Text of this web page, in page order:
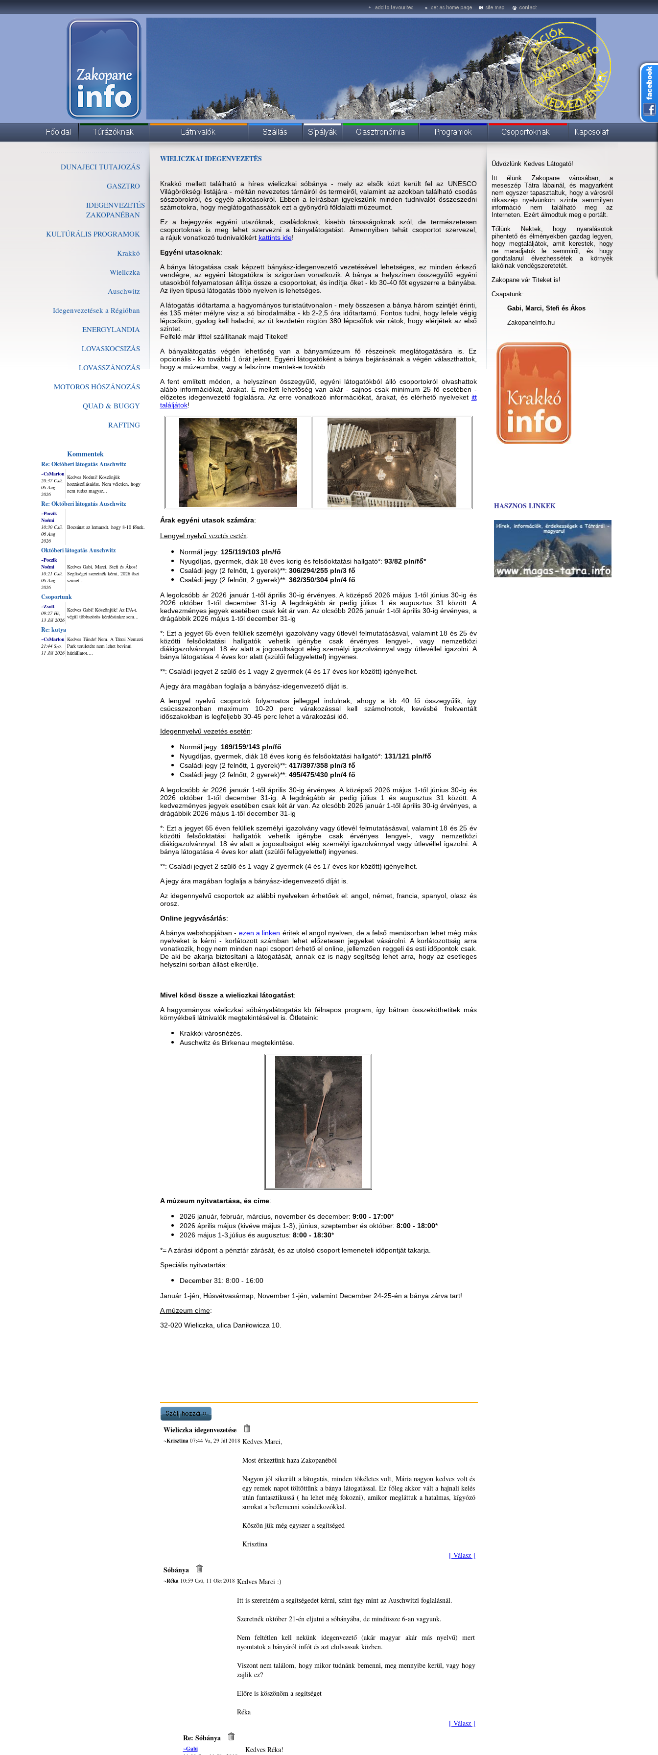
DUNAJECI TUTAJOZÁS
GASZTRO
IDEGENVEZETÉS
ZAKOPANÉBAN
KULTÚRÁLIS PROGRAMOK
Krakkó
Wieliczka
Auschwitz
Idegenvezetések a Régióban
ENERGYLANDIA
LOVASKOCSIZÁS
LOVASSZÁNOZÁS
MOTOROS HÓSZÁNOZÁS
QUAD & BUGGY
RAFTING
Kommentek
Re: Októberi látogatás Auschwitz
~CsMarton
20:37 Csü,
06 Aug
2026
Kedves Noémi! Köszönjük
hozzászólásaidat. Nem véletlen, hogy
nem tudsz magyar...
Re: Októberi látogatás Auschwitz
~Poczik
Noémi
10:30 Csü,
06 Aug
2026
Bocsánat az lemaradt, hogy 8-10 főnek.
Októberi látogatás Auschwitz
~Poczik
Noémi
10:21 Csü,
06 Aug
2026
Kedves Gabi, Marci, Stefi és Ákos!
Segítséget szeretnék kérni, 2026 őszi
szünet...
Csoportunk
~Zsolt
09:27 Hé,
13 Júl 2026
Kedves Gabi! Köszönjük! Az IFA-t,
végül többszörös kérdésünkre sem...
Re: kutya
~CsMarton
21:44 Szo,
11 Júl 2026
Kedves Tünde! Nem. A Tátrai Nemzeti
Park területére nem lehet bevinni
háziállatot,...
WIELICZKAI IDEGENVEZETÉS
Krakkó mellett található a híres wieliczkai sóbánya - mely az elsők közt került fel az UNESCO
Világörökségi listájára - méltán nevezetes tárnáiról és termeiről, valamint az azokban található csodás
sószobrokról, és egyéb alkotásokról. Ebben a leírásban igyekszünk minden tudnivalót összeszedni
számotokra, hogy meglátogathassátok ezt a gyönyörű földalatti múzeumot.
Ez a bejegyzés egyéni utazóknak, családoknak, kisebb társaságoknak szól, de természetesen
csoportoknak is meg lehet szervezni a bányalátogatást. Amennyiben tehát csoportot szervezel,
a rájuk vonatkozó tudnivalókért kattints ide!
Egyéni utasoknak:
A bánya látogatása csak képzett bányász-idegenvezető vezetésével lehetséges, ez minden érkező
vendégre, az egyéni látogatókra is szigorúan vonatkozik. A bánya a helyszínen összegyűlő egyéni
utasokból folyamatosan állítja össze a csoportokat, és indítja őket - kb 30-40 főt egyszerre a bányába.
Az ilyen típusú látogatás több nyelven is lehetséges.
A látogatás időtartama a hagyományos turistaútvonalon - mely összesen a bánya három szintjét érinti,
és 135 méter mélyre visz a só birodalmába - kb 2-2,5 óra időtartamú. Fontos tudni, hogy lefele végig
lépcsőkön, gyalog kell haladni, az út kezdetén rögtön 380 lépcsőfok vár rátok, hogy elérjétek az első
szintet.
Felfelé már lifttel szállítanak majd Titeket!
A bányalátogatás végén lehetőség van a bányamúzeum fő részeinek meglátogatására is. Ez
opcionális - kb további 1 órát jelent. Egyéni látogatóként a bánya bejárásának a végén választhattok,
hogy a múzeumba, vagy a felszínre mentek-e tovább.
A fent említett módon, a helyszínen összegyűlő, egyéni látogatókból álló csoportokról olvashattok
alább információkat, árakat. E mellett lehetőség van akár - sajnos csak minimum 25 fő esetében -
előzetes idegenvezető foglalásra. Az erre vonatkozó információkat, árakat, és elérhető nyelveket itt
találjátok!
Árak egyéni utasok számára:
Lengyel nyelvű vezetés esetén:
Normál jegy: 125/119/103pln/fő
Nyugdíjas, gyermek, diák 18 éves korig és felsőoktatási hallgató*: 93/82 pln/fő*
Családi jegy (2 felnőtt, 1 gyerek)**: 306/294/255 pln/3 fő
Családi jegy (2 felnőtt, 2 gyerek)**: 362/350/304 pln/4 fő
A legolcsóbb ár 2026 január 1-től április 30-ig érvényes. A középső 2026 május 1-től június 30-ig és
2026 október 1-től december 31-ig. A legdrágább ár pedig július 1 és augusztus 31 között. A
kedvezményes jegyek esetében csak két ár van. Az olcsóbb 2026 január 1-től április 30-ig érvényes, a
drágábbik 2026 május 1-től december 31-ig
*: Ezt a jegyet 65 éven felüliek személyi igazolvány vagy útlevél felmutatásásval, valamint 18 és 25 év
közötti felsőoktatási hallgatók vehetik igénybe csak érvényes lengyel-, vagy nemzetközi
diákigazolvánnyal. 18 év alatt a jogosultságot elég személyi igazolvánnyal vagy útlevéllel igazolni. A
bánya látogatása 4 éves kor alatt (szülői felügyelettel) ingyenes.
**: Családi jegyet 2 szülő és 1 vagy 2 gyermek (4 és 17 éves kor között) igényelhet.
A jegy ára magában foglalja a bányász-idegenvezető díját is.
A lengyel nyelvű csoportok folyamatos jelleggel indulnak, ahogy a kb 40 fő összegyűlik, így
csúcsszezonban maximum 10-20 perc várakozással kell számolnotok, kevésbé frekventált
időszakokban is legfeljebb 30-45 perc lehet a várakozási idő.
Idegennyelvű vezetés esetén:
Normál jegy: 169/159/143 pln/fő
Nyugdíjas, gyermek, diák 18 éves korig ésfelsőoktatási hallgató*: 131/121 pln/fő
Családi jegy (2 felnőtt, 1 gyerek)**: 417/397/358 pln/3 fő
Családi jegy (2 felnőtt, 2 gyerek)**: 495/475/430 pln/4 fő
A legolcsóbb ár 2026 január 1-től április 30-ig érvényes. A középső 2026 május 1-től június 30-ig és
2026 október 1-től december 31-ig. A legdrágább ár pedig július 1 és augusztus 31 között. A
kedvezményes jegyek esetében csak két ár van. Az olcsóbb 2026 január 1-től április 30-ig érvényes, a
drágábbik 2026 május 1-től december 31-ig
*: Ezt a jegyet 65 éven felüliek személyi igazolvány vagy útlevél felmutatásásval, valamint 18 és 25 év
közötti felsőoktatási hallgatók vehetik igénybe csak érvényes lengyel-, vagy nemzetközi
diákigazolvánnyal. 18 év alatt a jogosultságot elég személyi igazolvánnyal vagy útlevéllel igazolni. A
bánya látogatása 4 éves kor alatt (szülői felügyelettel) ingyenes.
**: Családi jegyet 2 szülő és 1 vagy 2 gyermek (4 és 17 éves kor között) igényelhet.
A jegy ára magában foglalja a bányász-idegenvezető díját is.
Az idegennyelvű csoportok az alábbi nyelveken érhetőek el: angol, német, francia, spanyol, olasz és
orosz.
Online jegyvásárlás:
​A bánya webshopjában - ezen a linken éritek el angol nyelven, de a felső menüsorban lehet még más
nyelveket is kérni - korlátozott számban lehet előzetesen jegyeket vásárolni. A korlátozottság arra
vonatkozik, hogy nem minden napi csoport érhető el online, jellemzően reggeli és esti időpontok csak.
De aki be akarja biztosítani a látogatását, annak ez is nagy segítség lehet arra, hogy az esetleges
helyszíni sorban állást elkerülje.
Mivel kösd össze a wieliczkai látogatást:
A hagyományos wieliczkai sóbányalátogatás kb félnapos program, így bátran összeköthetitek más
környékbeli látnivalók megtekintésével is. Ötleteink:
Krakkói városnézés.
Auschwitz és Birkenau megtekintése.
A múzeum nyitvatartása, és címe:
2026 január, február, március, november és december: 9:00 - 17:00*
2026 április május (kivéve május 1-3), június, szeptember és október: 8:00 - 18:00*
2026 május 1-3,július és augusztus: 8:00 - 18:30*
*= A zárási időpont a pénztár zárását, és az utolsó csoport lemeneteli időpontját takarja.
Speciális nyitvatartás:
December 31: 8:00 - 16:00
Január 1-jén, Húsvétvasárnap, November 1-jén, valamint December 24-25-én a bánya zárva tart!
A múzeum címe:
32-020 Wieliczka, ulica Daniłowicza 10.
Wieliczka idegenvezetése
~Krisztina07:44 Va, 29 Júl 2018 Kedves Marci,
Most érkeztünk haza Zakopanéból
Nagyon jól sikerült a látogatás, minden tökéletes volt, Mária nagyon kedves volt és
egy remek napot töltöttünk a bánya látogatással. Ez főleg akkor vált a hajnali kelés
után fantasztikussá ( ha lehet még fokozni), amikor megláttuk a hatalmas, kígyózó
sorokat a be/lemenni szándékozókkal.
Köszön jük még egyszer a segítséged
Krisztina
[ Válasz ]
Sóbánya
~Réka10:59 Csü, 11 Okt 2018 Kedves Marci :)
Itt is szeretném a segítségedet kérni, szint úgy mint az Auschwitzi foglalásnál.
Szeretnék október 21-én eljutni a sóbányába, de mindössze 6-an vagyunk.
Nem feltétlen kell nekünk idegenvezető (akár magyar akár más nyelvű) mert
nyomtatok a bányáról infót és azt elolvassuk közben.
Viszont nem találom, hogy mikor tudnánk bemenni, meg mennyibe kerül, vagy hogy
zajlik ez?
Előre is köszönöm a segítséget
Réka
[ Válasz ]
Re: Sóbánya
~Gabi
Kedves Réka!
Üdvözlünk Kedves Látogató!
Itt élünk Zakopane városában, a
meseszép Tátra lábainál, és magyarként
nem egyszer tapasztaltuk, hogy a városról
ritkaszép nyelvünkön szinte semmilyen
információ nem található meg az
Interneten. Ezért álmodtuk meg e portált.
Tőlünk Nektek, hogy nyaralásotok
pihentető és élményekben gazdag legyen,
hogy megtaláljátok, amit kerestek, hogy
ne maradjatok le semmiről, és hogy
gondtalanul élvezhessétek a környék
lakóinak vendégszeretetét.
Zakopane vár Titeket is!
Csapatunk:
Gabi, Marci, Stefi és Ákos
ZakopaneInfo.hu
HASZNOS LINKEK